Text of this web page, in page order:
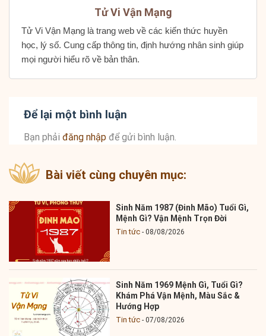
Tử Vi Vận Mạng
Tử Vi Vận Mạng là trang web về các kiến thức huyền
học, lý số. Cung cấp thông tin, định hướng nhân sinh giúp
mọi người hiểu rõ về bản thân.
Để lại một bình luận
Bạn phải đăng nhập để gửi bình luận.
Bài viết cùng chuyên mục:
Sinh Năm 1987 (Đinh Mão) Tuổi Gì,
Mệnh Gì? Vận Mệnh Trọn Đời
Tin tức 08/08/2026
Sinh Năm 1969 Mệnh Gì, Tuổi Gì?
Khám Phá Vận Mệnh, Màu Sắc &
Hướng Hợp
Tin tức 07/08/2026